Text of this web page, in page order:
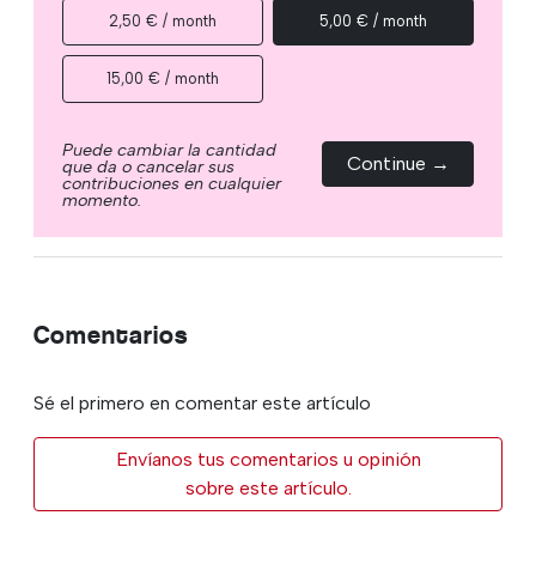
2,50 € / month 5,00 € / month
15,00 € / month
Puede cambiar la cantidad
que da o cancelar sus
contribuciones en cualquier
momento.
Continue →
Comentarios
Sé el primero en comentar este artículo
Envíanos tus comentarios u opinión
sobre este artículo.